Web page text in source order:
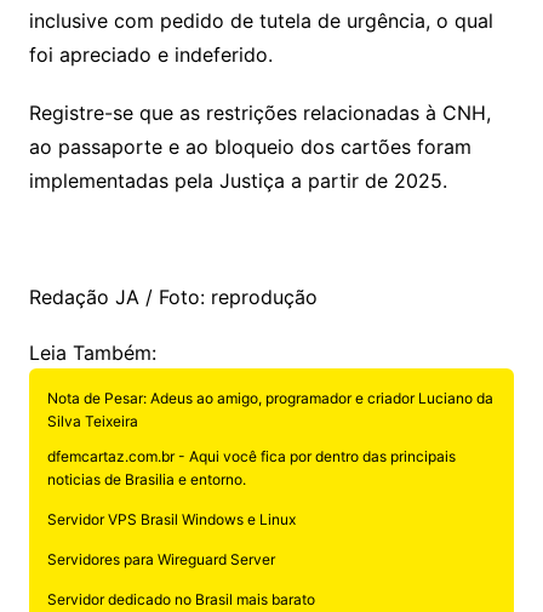
inclusive com pedido de tutela de urgência, o qual
foi apreciado e indeferido.
Registre-se que as restrições relacionadas à CNH,
ao passaporte e ao bloqueio dos cartões foram
implementadas pela Justiça a partir de 2025.
Redação JA / Foto: reprodução
Leia Também:
Nota de Pesar: Adeus ao amigo, programador e criador Luciano da
Silva Teixeira
dfemcartaz.com.br - Aqui você fica por dentro das principais
noticias de Brasilia e entorno.
Servidor VPS Brasil Windows e Linux
Servidores para Wireguard Server
Servidor dedicado no Brasil mais barato